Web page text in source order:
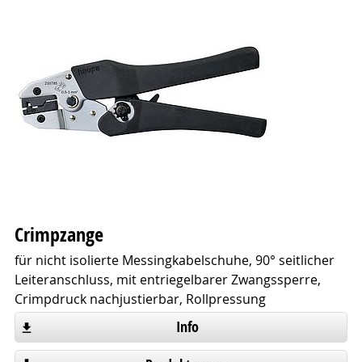
Crimpzange
für nicht isolierte Messingkabelschuhe, 90° seitlicher
Leiteranschluss, mit entriegelbarer Zwangssperre,
Crimpdruck nachjustierbar, Rollpressung
Info